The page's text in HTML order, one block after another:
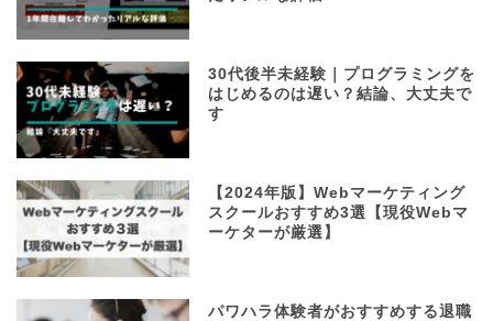
30代後半未経験｜プログラミングを
はじめるのは遅い？結論、大丈夫で
す
【2024年版】Webマーケティング
スクールおすすめ3選【現役Webマ
ーケターが厳選】
パワハラ体験者がおすすめする退職